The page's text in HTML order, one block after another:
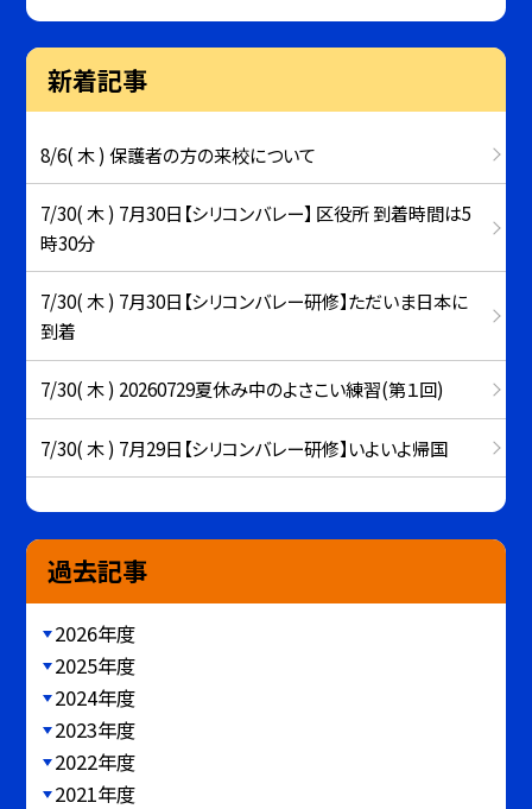
新着記事
8/6( 木 ) 保護者の方の来校について
7/30( 木 ) 7月30日【シリコンバレー】 区役所 到着時間は5
時30分
7/30( 木 ) 7月30日【シリコンバレー研修】ただいま日本に
到着
7/30( 木 ) 20260729夏休み中のよさこい練習(第１回)
7/30( 木 ) 7月29日【シリコンバレー研修】いよいよ帰国
過去記事
2026年度
2025年度
2024年度
2023年度
2022年度
2021年度